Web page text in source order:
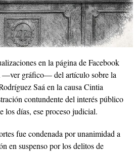
en la página de Facebook
—ver gráfico— del artículo sobre la
Saá en la causa Cintia
contundente del interés público
los días, ese proceso judicial.
fue condenada por unanimidad a
en suspenso por los delitos de